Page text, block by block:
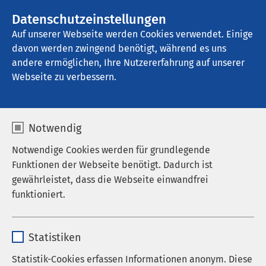
Datenschutzeinstellungen
Auf unserer Webseite werden Cookies verwendet. Einige
davon werden zwingend benötigt, während es uns
andere ermöglichen, Ihre Nutzererfahrung auf unserer
Webseite zu verbessern.
Notwendig
Notwendige Cookies werden für grundlegende
Funktionen der Webseite benötigt. Dadurch ist
gewährleistet, dass die Webseite einwandfrei
funktioniert.
Anbieter sgalinski
Statistiken
Statistik-Cookies erfassen Informationen anonym. Diese
AMEOS Klinikum Bad Aussee